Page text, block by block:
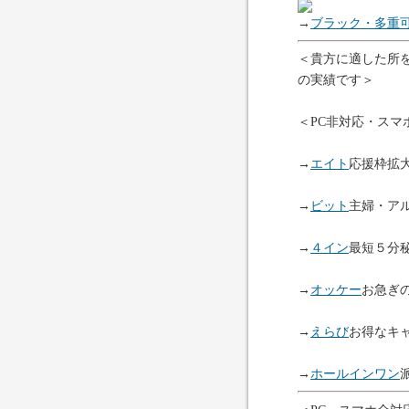
→ ブラック・多重
＜貴方に適した所
の実績です＞
＜PC非対応・スマ
→ エイト 応援枠拡
→ ビット 主婦・ア
→ ４イン最短５分
→ オッケーお急ぎ
→ えらびお得なキ
→ ホールインワン